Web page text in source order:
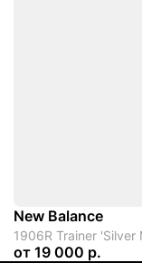
New Balance
1906R Trainer
от 19 000 р.